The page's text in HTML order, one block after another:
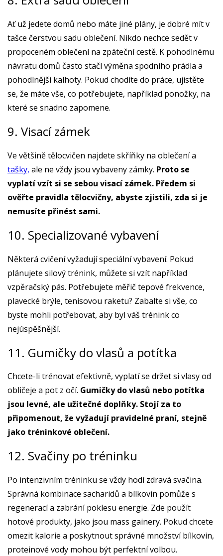
Ať už jedete domů nebo máte jiné plány, je dobré mít v
tašce čerstvou sadu oblečení. Nikdo nechce sedět v
propoceném oblečení na zpáteční cestě. K pohodlnému
návratu domů často stačí výměna spodního prádla a
pohodlnější kalhoty. Pokud chodíte do práce, ujistěte
se, že máte vše, co potřebujete, například ponožky, na
které se snadno zapomene.
9. Visací zámek
Ve většině tělocvičen najdete skříňky na oblečení a
tašky, ale ne vždy jsou vybaveny zámky. Proto se
vyplatí vzít si se sebou visací zámek. Předem si
ověřte pravidla tělocvičny, abyste zjistili, zda si je
nemusíte přinést sami.
10. Specializované vybavení
Některá cvičení vyžadují speciální vybavení. Pokud
plánujete silový trénink, můžete si vzít například
vzpěračský pás. Potřebujete měřič tepové frekvence,
plavecké brýle, tenisovou raketu? Zabalte si vše, co
byste mohli potřebovat, aby byl váš trénink co
nejúspěšnější.
11. Gumičky do vlasů a potítka
Chcete-li trénovat efektivně, vyplatí se držet si vlasy od
obličeje a pot z očí. Gumičky do vlasů nebo potítka
jsou levné, ale užitečné doplňky. Stojí za to
připomenout, že vyžadují pravidelné praní, stejně
jako tréninkové oblečení.
12. Svačiny po tréninku
Po intenzivním tréninku se vždy hodí zdravá svačina.
Správná kombinace sacharidů a bílkovin pomůže s
regenerací a zabrání poklesu energie. Zde použít
hotové produkty, jako jsou mass gainery. Pokud chcete
omezit kalorie a poskytnout správné množství bílkovin,
proteinové vody mohou být perfektní volbou.